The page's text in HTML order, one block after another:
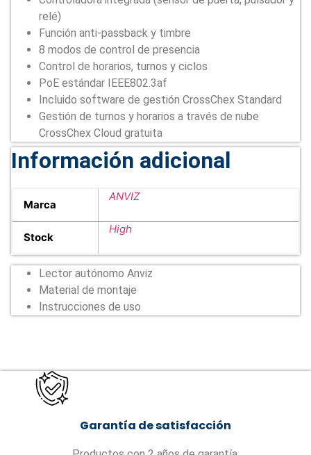
relé)
Función anti-passback y timbre
8 modos de control de presencia
Control de horarios, turnos y ciclos
PoE estándar IEEE802.3af
Incluido software de gestión CrossChex Standard
Gestión de turnos y horarios a través de nube
CrossChex Cloud gratuita
Información adicional
Marca
ANVIZ
Stock
High
Lector autónomo Anviz
Material de montaje
Instrucciones de uso
Garantía de satisfacción